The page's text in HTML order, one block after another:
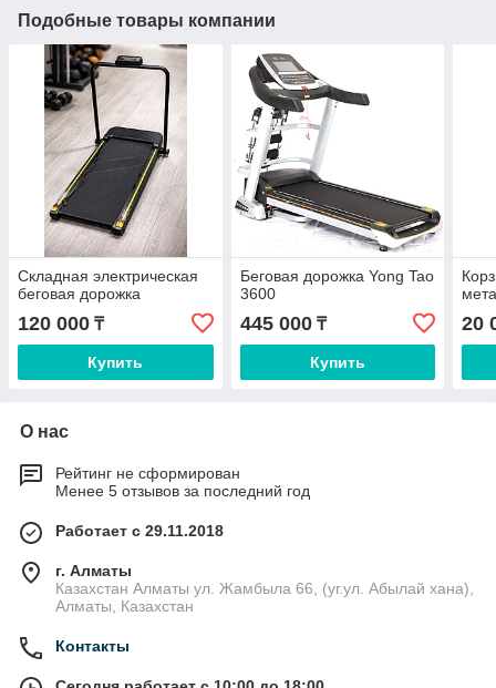
Подобные товары компании
Складная электрическая
беговая дорожка
120 000 ₸
Купить
Беговая дорожка Yong Tao
3600
445 000₸
Купить
20
О нас
Рейтинг не сформирован
Менее 5 отзывов за последний год
Работает с 29.11.2018
г. Алматы
Казахстан Алматы ул. Жамбыла 66, (уг.ул. Абылай хана),
Алматы, Казахстан
Контакты